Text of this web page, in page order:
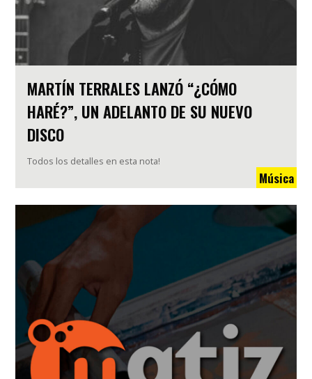
MARTÍN TERRALES LANZÓ “¿CÓMO
HARÉ?”, UN ADELANTO DE SU NUEVO
DISCO
Todos los detalles en esta nota!
Música